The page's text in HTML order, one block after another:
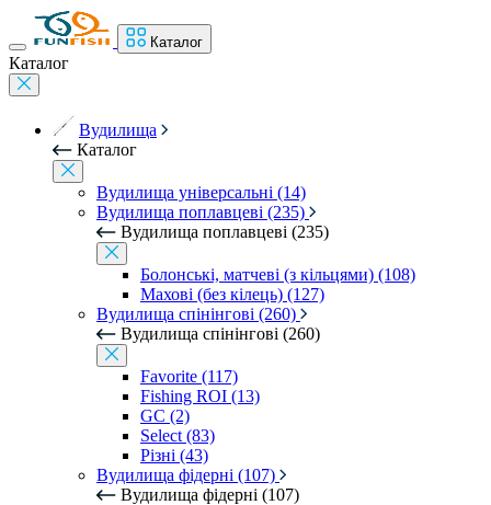
Каталог
Каталог
Вудилища
Каталог
Вудилища універсальні (14)
Вудилища поплавцеві (235)
Вудилища поплавцеві (235)
Болонські, матчеві (з кільцями) (108)
Махові (без кілець) (127)
Вудилища спінінгові (260)
Вудилища спінінгові (260)
Favorite (117)
Fishing ROI (13)
GC (2)
Select (83)
Різні (43)
Вудилища фідерні (107)
Вудилища фідерні (107)